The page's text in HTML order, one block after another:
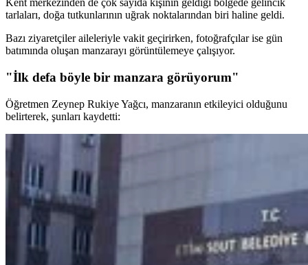
Kent merkezinden de çok sayıda kişinin geldiği bölgede gelincik
tarlaları, doğa tutkunlarının uğrak noktalarından biri haline geldi.
Bazı ziyaretçiler aileleriyle vakit geçirirken, fotoğrafçılar ise gün
batımında oluşan manzarayı görüntülemeye çalışıyor.
"İlk defa böyle bir manzara görüyorum"
Öğretmen Zeynep Rukiye Yağcı, manzaranın etkileyici olduğunu
belirterek, şunları kaydetti: